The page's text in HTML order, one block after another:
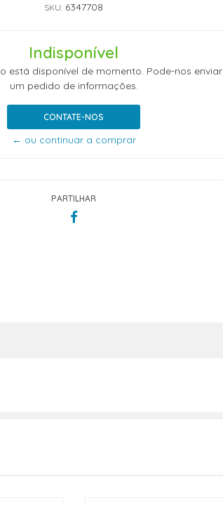
SKU: 6347708
Indisponível
está disponível de momento. Pode-nos enviar
um pedido de informações.
CONTATE-NOS
← ou continuar a comprar
PARTILHAR